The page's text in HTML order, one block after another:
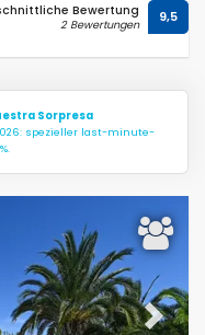
Bewertung
2 Bewertungen 9,5
Sorpresa
spezieller last-minute-
Next